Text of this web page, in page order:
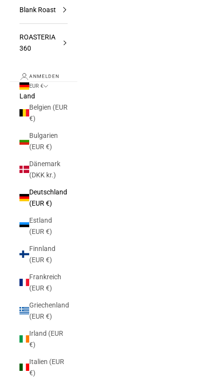
Blank Roast
ROASTERIA
360
ANMELDEN
EUR €
Land
Belgien (EUR
€)
Bulgarien
(EUR €)
Dänemark
(DKK kr.)
Deutschland
(EUR €)
Estland
(EUR €)
Finnland
(EUR €)
Frankreich
(EUR €)
Griechenland
(EUR €)
Irland (EUR
€)
Italien (EUR
€)